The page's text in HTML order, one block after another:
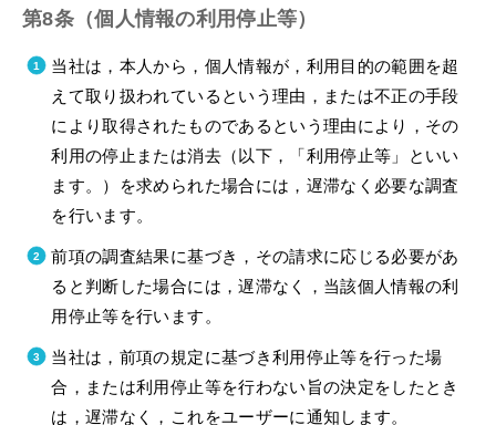
第8条（個人情報の利用停止等）
当社は，本人から，個人情報が，利用目的の範囲を超
えて取り扱われているという理由，または不正の手段
により取得されたものであるという理由により，その
利用の停止または消去（以下，「利用停止等」といい
ます。）を求められた場合には，遅滞なく必要な調査
を行います。
前項の調査結果に基づき，その請求に応じる必要があ
ると判断した場合には，遅滞なく，当該個人情報の利
用停止等を行います。
当社は，前項の規定に基づき利用停止等を行った場
合，または利用停止等を行わない旨の決定をしたとき
は，遅滞なく，これをユーザーに通知します。